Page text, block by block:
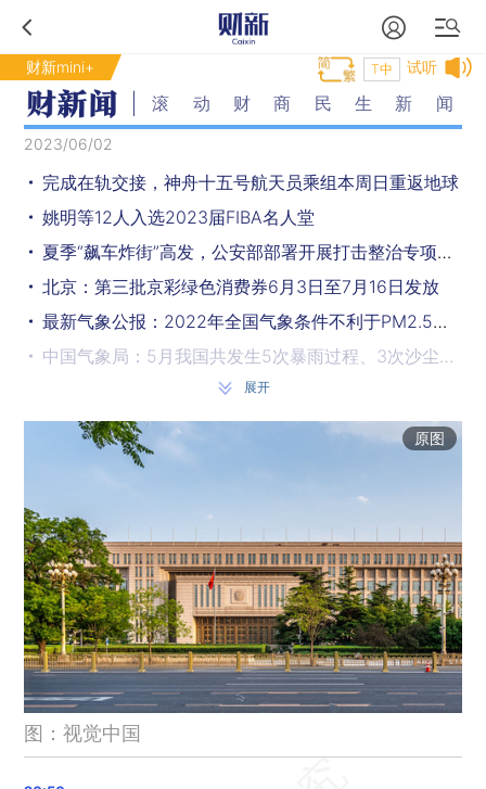
财新mini+ 试听
T中
滚动财商民生新闻
2023/06/02
完成在轨交接，神舟十五号航天员乘组本周日重返地球
姚明等12人入选2023届FIBA名人堂
夏季“飙车炸街”高发，公安部部署开展打击整治专项行动
北京：第三批京彩绿色消费券6月3日至7月16日发放
最新气象公报：2022年全国气象条件不利于PM2.5和臭氧浓度下降
中国气象局：5月我国共发生5次暴雨过程、3次沙尘过程
新能源车企5月成绩单：比亚迪领先、蔚来小鹏掉队
对冲基金使用AI处理繁重的体力活
北京发布疫情周报：新冠报告发病数已连续五周列第一
今起对菲律宾生效 RCEP协定进入全面实施新阶段
文化和旅游部发布暑期、汛期出游提醒
晨读荐闻（国内、国际、市场消息28条）
B站一季度亏损收窄38% 将增加广告流量
中信建投总经理李格平被带走 公司公告辞职
美财政部：正考虑限制美资投资中国AI、先进半导体、量子计算机等领域
展开
原图
图：视觉中国